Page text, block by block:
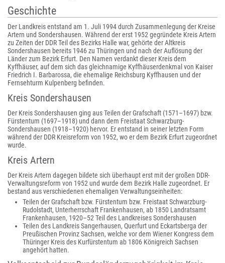
Geschichte
Der Landkreis entstand am 1. Juli 1994 durch Zusammenlegung der Kreise
Artern und Sondershausen. Während der erst 1952 gegründete Kreis Artern
zu Zeiten der DDR Teil des Bezirks Halle war, gehörte der Altkreis
Sondershausen bereits 1946 zu Thüringen und nach der Auflösung der
Länder zum Bezirk Erfurt. Den Namen verdankt dieser Kreis dem
Kyffhäuser, auf dem sich das gleichnamige Kyffhäuserdenkmal von Kaiser
Friedrich I. Barbarossa, die ehemalige Reichsburg Kyffhausen und der
Fernsehturm Kulpenberg befinden.
Kreis Sondershausen
Der Kreis Sondershausen ging aus Teilen der Grafschaft (1571–1697) bzw.
Fürstentum (1697–1918) und dann dem Freistaat Schwarzburg-
Sondershausen (1918–1920) hervor. Er entstand in seiner letzten Form
während der DDR Kreisreform von 1952, wo er dem Bezirk Erfurt zugeordnet
wurde.
Kreis Artern
Der Kreis Artern dagegen bildete sich überhaupt erst mit der großen DDR-
Verwaltungsreform von 1952 und wurde dem Bezirk Halle zugeordnet. Er
bestand aus verschiedenen ehemaligen Verwaltungseinheiten:
Teilen der Grafschaft bzw. Fürstentum bzw. Freistaat Schwarzburg-
Rudolstadt, Unterherrschaft Frankenhausen, ab 1850 Landratsamt
Frankenhausen, 1920–52 Teil des Landkreises Sondershausen
Teilen des Landkreis Sangerhausen, Querfurt und Eckartsberga der
Preußischen Provinz Sachsen, welche vor dem Wiener Kongress dem
Thüringer Kreis des Kurfürstentum ab 1806 Königreich Sachsen
angehört hatten.